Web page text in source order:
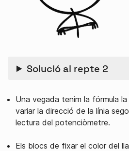
Solució al repte 2
Una vegada tenim la fórmula
variar la direcció de la línia
lectura del potenciòmetre.
Els blocs de fixar el color del